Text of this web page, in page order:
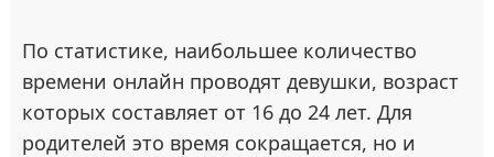
По статистике, наибольшее количество
времени онлайн проводят девушки, возраст
которых составляет от 16 до 24 лет. Для
родителей это время сокращается, но и